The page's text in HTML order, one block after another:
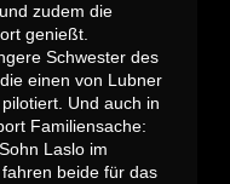
zudem die
genießt.
Schwester des
einen von Lubner
Und auch in
Familiensache:
Laslo im
beide für das